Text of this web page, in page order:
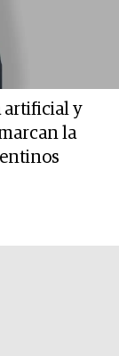
artificial y
la